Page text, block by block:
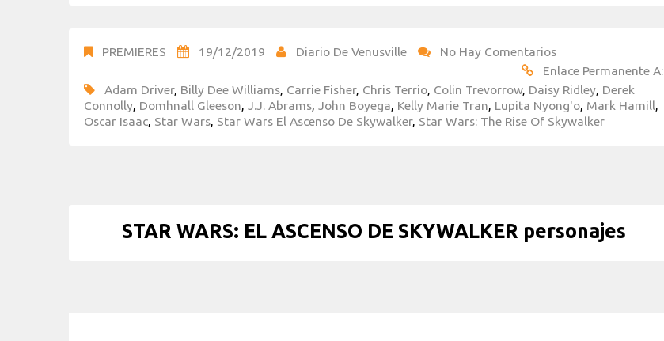
PREMIERES 19/12/2019 Diario De Venusville
No Hay Comentarios
Enlace Permanente A:
Adam Driver, Billy Dee Williams, Carrie Fisher, Chris Terrio, Colin Trevorrow, Daisy Ridley, Derek
Connolly, Domhnall Gleeson, J.J. Abrams, John Boyega, Kelly Marie Tran, Lupita Nyong'o, Mark Hamill,
Oscar Isaac, Star Wars, Star Wars El Ascenso De Skywalker, Star Wars: The Rise Of Skywalker
STAR WARS: EL ASCENSO DE SKYWALKER personajes